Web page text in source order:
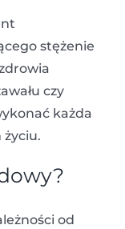
stężenie
czy
każda
od